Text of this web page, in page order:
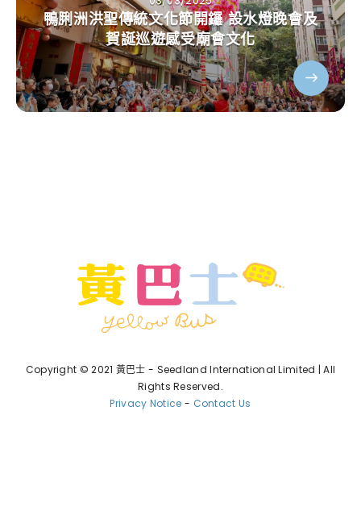
鴨脷洲洪聖傳統文化節開鑼 設水燈晚會及
賀誕巡遊感受廟會文化
Copyright © 2021 黃巴士 - Seedland International Limited | All
Rights Reserved.
Privacy Notice - Contact Us